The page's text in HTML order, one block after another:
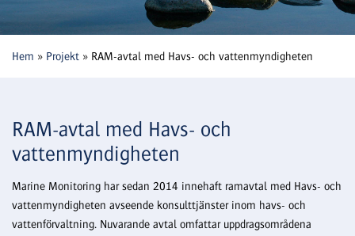
Hem » Projekt » RAM-avtal med Havs- och vattenmyndigheten
RAM-avtal med Havs- och
vattenmyndigheten
Marine Monitoring har sedan 2014 innehaft ramavtal med Havs- och
vattenmyndigheten avseende konsulttjänster inom havs- och
vattenförvaltning. Nuvarande avtal omfattar uppdragsområdena